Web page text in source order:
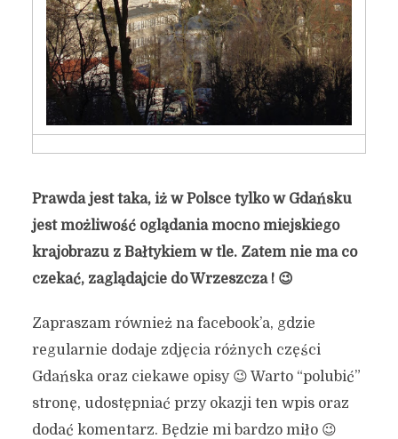
Prawda jest taka, iż w Polsce tylko w Gdańsku
jest możliwość oglądania mocno miejskiego
krajobrazu z Bałtykiem w tle. Zatem nie ma co
czekać, zaglądajcie do Wrzeszcza ! 😉
Zapraszam również na facebook’a, gdzie
regularnie dodaje zdjęcia różnych części
Gdańska oraz ciekawe opisy 😉 Warto “polubić”
stronę, udostępniać przy okazji ten wpis oraz
dodać komentarz. Będzie mi bardzo miło 😉